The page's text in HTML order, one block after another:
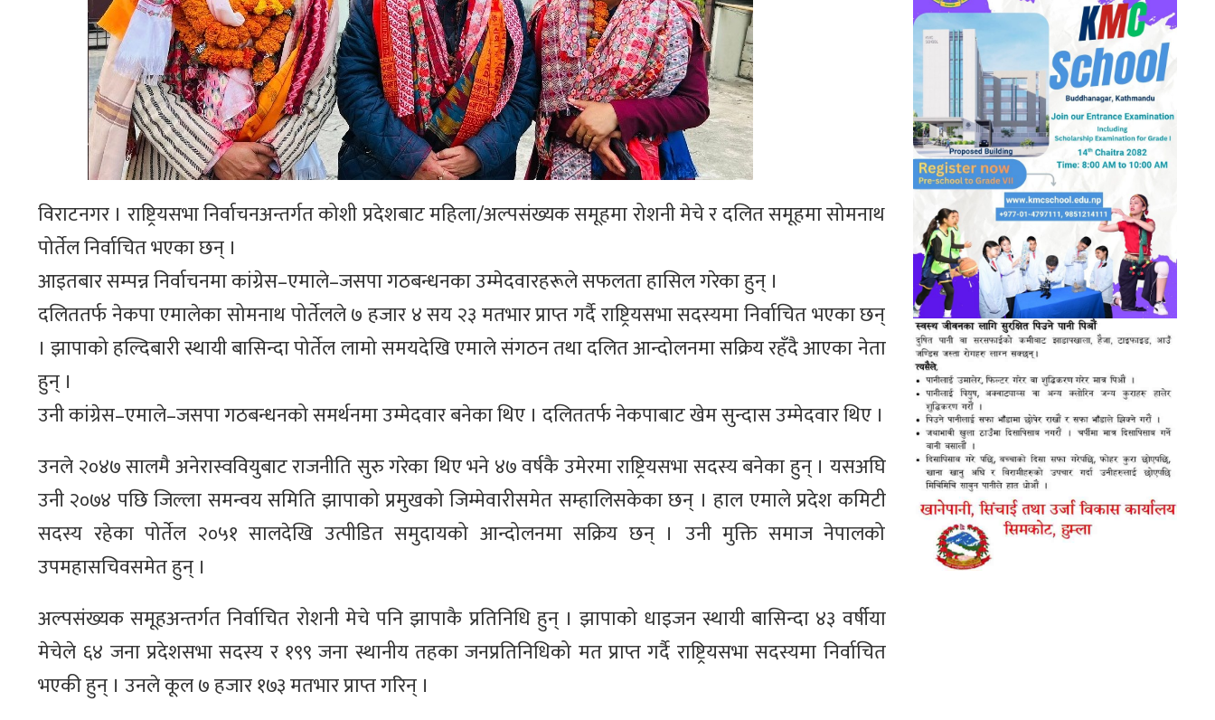
विराटनगर । राष्ट्रियसभा निर्वाचनअन्तर्गत कोशी प्रदेशबाट महिला/अल्पसंख्यक समूहमा रोशनी मेचे र दलित समूहमा सोमनाथ
पोर्तेल निर्वाचित भएका छन् ।
आइतबार सम्पन्न निर्वाचनमा कांग्रेस–एमाले–जसपा गठबन्धनका उम्मेदवारहरूले सफलता हासिल गरेका हुन् ।
दलिततर्फ नेकपा एमालेका सोमनाथ पोर्तेलले ७ हजार ४ सय २३ मतभार प्राप्त गर्दै राष्ट्रियसभा सदस्यमा निर्वाचित भएका छन्
। झापाको हल्दिबारी स्थायी बासिन्दा पोर्तेल लामो समयदेखि एमाले संगठन तथा दलित आन्दोलनमा सक्रिय रहँदै आएका नेता
हुन् ।
उनी कांग्रेस–एमाले–जसपा गठबन्धनको समर्थनमा उम्मेदवार बनेका थिए । दलिततर्फ नेकपाबाट खेम सुन्दास उम्मेदवार थिए ।
उनले २०४७ सालमै अनेरास्ववियुबाट राजनीति सुरु गरेका थिए भने ४७ वर्षकै उमेरमा राष्ट्रियसभा सदस्य बनेका हुन् । यसअघि
उनी २०७४ पछि जिल्ला समन्वय समिति झापाको प्रमुखको जिम्मेवारीसमेत सम्हालिसकेका छन् । हाल एमाले प्रदेश कमिटी
सदस्य रहेका पोर्तेल २०५१ सालदेखि उत्पीडित समुदायको आन्दोलनमा सक्रिय छन् । उनी मुक्ति समाज नेपालको
उपमहासचिवसमेत हुन् ।
अल्पसंख्यक समूहअन्तर्गत निर्वाचित रोशनी मेचे पनि झापाकै प्रतिनिधि हुन् । झापाको धाइजन स्थायी बासिन्दा ४३ वर्षीया
मेचेले ६४ जना प्रदेशसभा सदस्य र १९९ जना स्थानीय तहका जनप्रतिनिधिको मत प्राप्त गर्दै राष्ट्रियसभा सदस्यमा निर्वाचित
भएकी हुन् । उनले कूल ७ हजार १७३ मतभार प्राप्त गरिन् ।